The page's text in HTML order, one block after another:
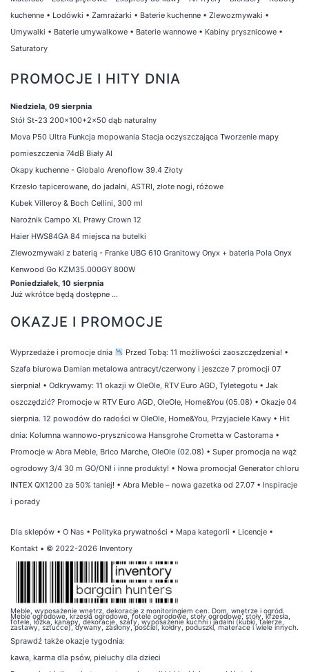
kuchenne • Lodówki • Zamrażarki • Baterie kuchenne • Zlewozmywaki •
Umywalki • Baterie umywalkowe • Baterie wannowe • Kabiny prysznicowe •
Saturatory
PROMOCJE I HITY DNIA
Niedziela, 09 sierpnia
Stół St-23 200x100+2x50 dąb naturalny
Mova P50 Ultra Funkcja mopowania Stacja oczyszczająca Tworzenie mapy
pomieszczenia 74dB Biały AI
Okapy kuchenne - Globalo Arenoflow 39.4 Złoty
Krzesło tapicerowane, do jadalni, ASTRI, złote nogi, różowe
Kubek Villeroy & Boch Cellini, 300 ml
Narożnik Campo XL Prawy Crown 12
Haier HWS84GA 84 miejsca na butelki
Zlewozmywaki z baterią - Franke UBG 610 Granitowy Onyx + bateria Pola Onyx
Kenwood Go KZM35.000GY 800W
Poniedziałek, 10 sierpnia
Już wkrótce będą dostępne ...
OKAZJE I PROMOCJE
Wyprzedaże i promocje dnia Przed Tobą: 11 możliwości zaoszczędzenia!•
Szafa biurowa Damian metalowa antracyt/czerwony i jeszcze 7 promocji 07
sierpnia! • Odkrywamy: 11 okazji w OleOle, RTV Euro AGD, Tyletegotu • Jak
oszczędzić? Promocje w RTV Euro AGD, OleOle, Home&You (05.08) • Okazje 04
sierpnia. 12 powodów do radości w OleOle, Home&You, Przyjaciele Kawy • Hit
dnia: Kolumna wannowo-prysznicowa Hansgrohe Crometta w Castorama •
Promocje w Abra Meble, Brico Marche, OleOle (02.08) • Super promocja na wąż
ogrodowy 3/4 30 m GO/ON! i inne produkty! • Nowa promocja! Generator chloru
INTEX QX1200 za 50% taniej! • Abra Meble – nowa gazetka od 27.07 • Inspiracje
i porady
Dla sklepów • O Nas • Polityka prywatności • Mapa kategorii • Licencje •
Kontakt • © 2022-2026 Inventory
Meble, wyposażenie wnętrz, dekoracje z monitoringiem cen. Dom, wnętrze i ogród.
Meble ogrodowe, krzesła ogrodowe, fotele ogrodowe, stoły ogrodowe, stoły, krzesła,
fotele, łóżka, kanapy, dekoracje, szafy, wyposażenie kuchni i jadalni (kubki, talerze,
zastawy, sztućce), dywany, zasłony, pościel, kołdry, poduszki, materace i wiele innych.
Sprawdź także okazje tygodnia:
kawa, karma dla psów, pieluchy dla dzieci